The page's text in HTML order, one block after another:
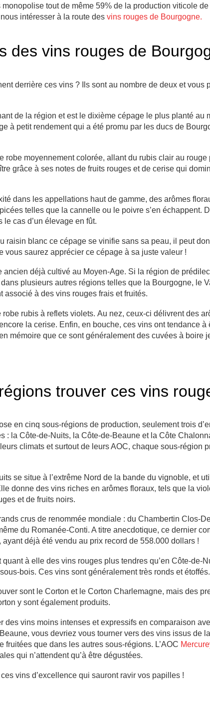
tout de même 59% de la production viticole
intéresser à la route des vins rouges de Bourgogne.
des vins rouges de
derrière ces vins ? Ils sont au nombre de deux et vous
de la région et est le dixième cépage le plus planté au
à petit rendement qui a été promu par les ducs de
robe moyennement colorée, allant du rubis clair au rouge
grâce à ses notes de fruits rouges et de cerise qui
dans les appellations haut de gamme, des arômes
telles que la cannelle ou le poivre s’en échappent.
cas d’un élevage en fût.
raisin blanc ce cépage se vinifie sans sa peau, il peut
vous saurez apprécier ce cépage à sa juste valeur !
ancien déjà cultivé au Moyen-Age. Si la région de
plusieurs autres régions telles que la Bourgogne, le
associé à des vins rouges frais et fruités.
rubis à reflets violets. Au nez, ceux-ci délivrent des
la cerise. Enfin, en bouche, ces vins ont tendance à
mémoire que ce sont généralement des cuvées à boire
trouver ces vins
en cinq sous-régions de production, seulement trois
: la Côte-de-Nuits, la Côte-de-Beaune et la Côte
climats et surtout de leurs AOC, chaque sous-région
se situe à l’extrême Nord de la bande du vignoble, et
donne des vins riches en arômes floraux, tels que la
et de fruits noirs.
crus de renommée mondiale : du Chambertin Clos-
du Romanée-Conti. A titre anecdotique, ce dernier
déjà été vendu au prix record de 558.000 dollars !
à elle des vins rouges plus tendres qu’en Côte-de-
bois. Ces vins sont généralement très ronds et étoffés.
sont le Corton et le Corton Charlemagne, mais des
y sont également produits.
des vins moins intenses et expressifs en comparaison
vous devriez vous tourner vers des vins issus de
que dans les autres sous-régions. L’AOC
qui n’attendent qu’à être dégustées.
ces vins d’excellence qui sauront ravir vos papilles !